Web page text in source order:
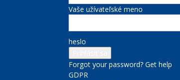
Vaše užívateľské meno
heslo
Forgot your password? Get help
GDPR